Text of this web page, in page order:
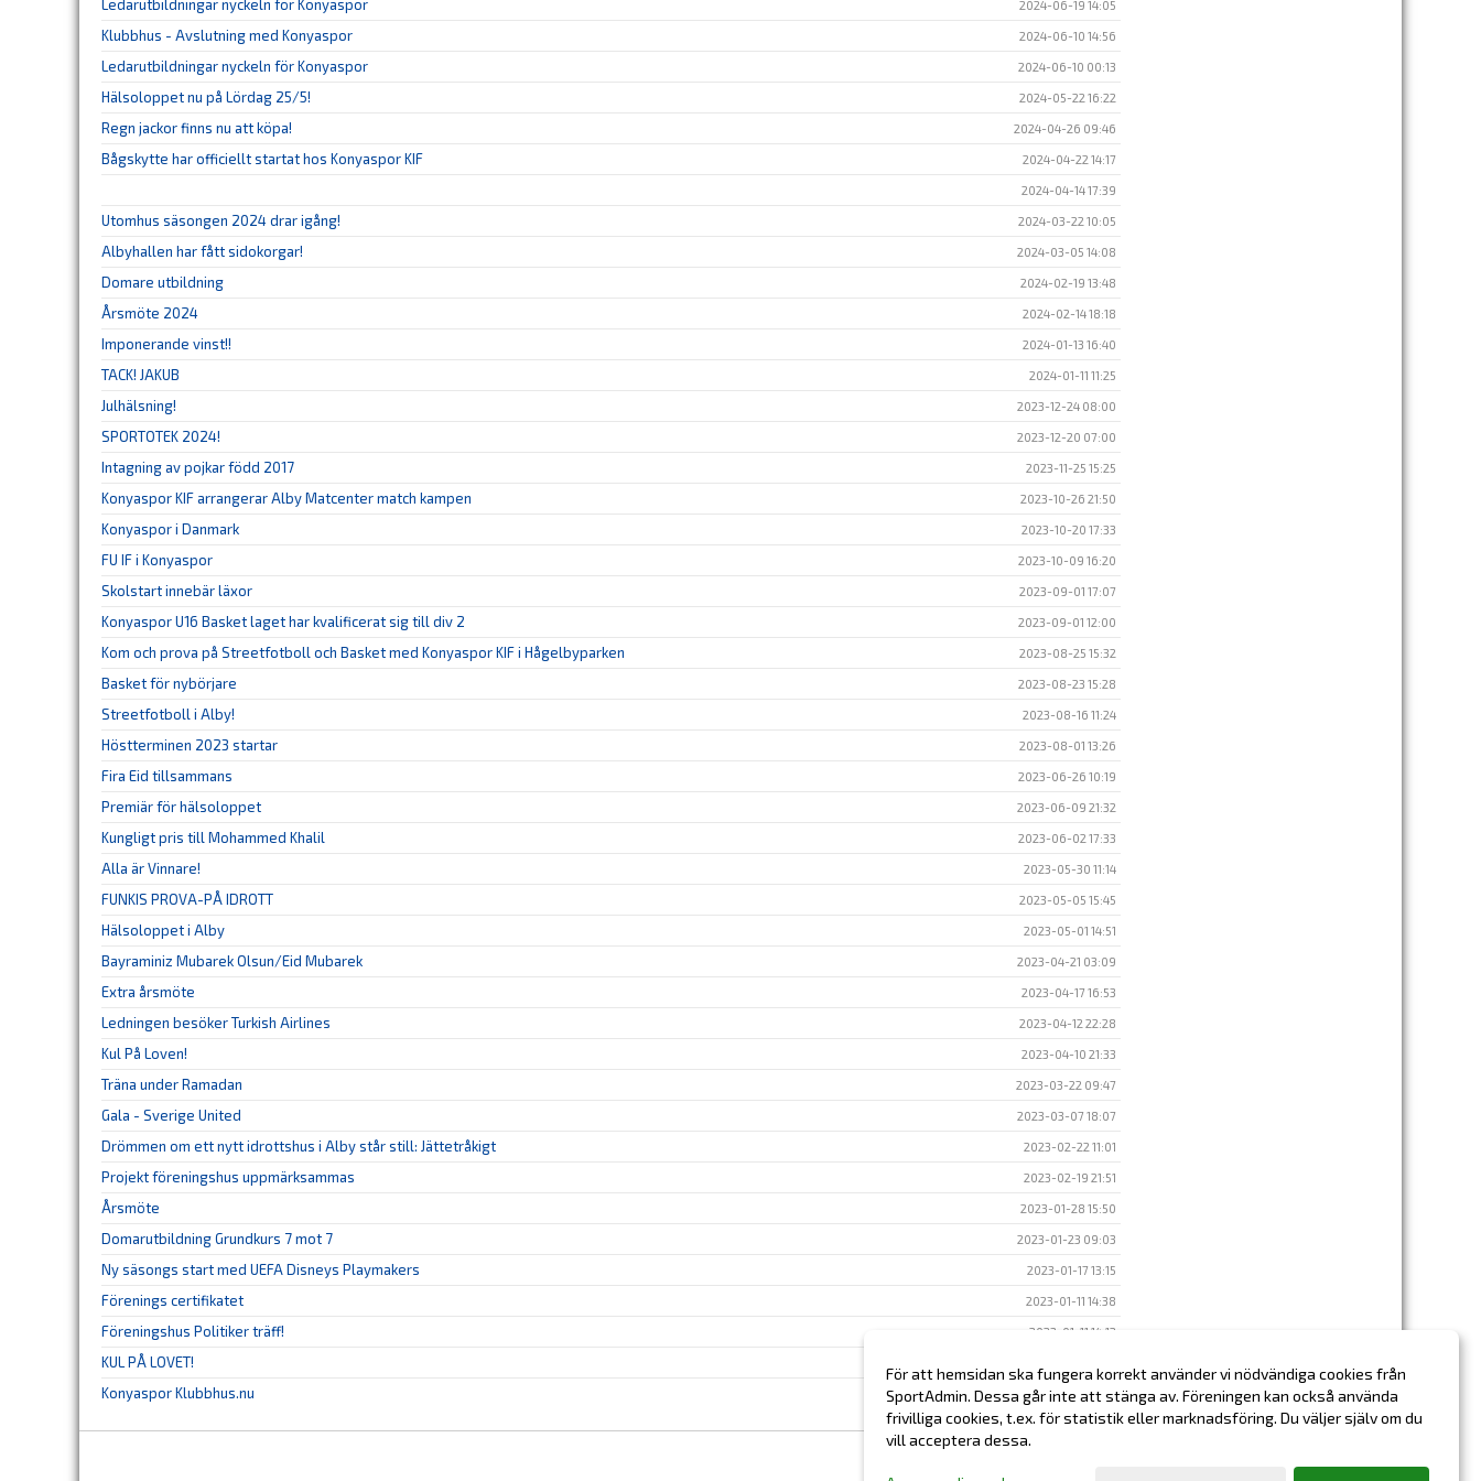
Ledarutbildningar nyckeln för Konyaspor 2024-06-19 14:05
Klubbhus - Avslutning med Konyaspor 2024-06-10 14:56
Ledarutbildningar nyckeln för Konyaspor 2024-06-10 00:13
Hälsoloppet nu på Lördag 25/5! 2024-05-22 16:22
Regn jackor finns nu att köpa! 2024-04-26 09:46
Bågskytte har officiellt startat hos Konyaspor KIF 2024-04-22 14:17
2024-04-14 17:39
Utomhus säsongen 2024 drar igång! 2024-03-22 10:05
Albyhallen har fått sidokorgar! 2024-03-05 14:08
Domare utbildning 2024-02-19 13:48
Årsmöte 2024 2024-02-14 18:18
Imponerande vinst!! 2024-01-13 16:40
TACK! JAKUB 2024-01-11 11:25
Julhälsning! 2023-12-24 08:00
SPORTOTEK 2024! 2023-12-20 07:00
Intagning av pojkar född 2017 2023-11-25 15:25
Konyaspor KIF arrangerar Alby Matcenter match kampen 2023-10-26 21:50
Konyaspor i Danmark 2023-10-20 17:33
FU IF i Konyaspor 2023-10-09 16:20
Skolstart innebär läxor 2023-09-01 17:07
Konyaspor U16 Basket laget har kvalificerat sig till div 2 2023-09-01 12:00
Kom och prova på Streetfotboll och Basket med Konyaspor KIF i Hågelbyparken 2023-08-25 15:32
Basket för nybörjare 2023-08-23 15:28
Streetfotboll i Alby! 2023-08-16 11:24
Höstterminen 2023 startar 2023-08-01 13:26
Fira Eid tillsammans 2023-06-26 10:19
Premiär för hälsoloppet 2023-06-09 21:32
Kungligt pris till Mohammed Khalil 2023-06-02 17:33
Alla är Vinnare! 2023-05-30 11:14
FUNKIS PROVA-PÅ IDROTT 2023-05-05 15:45
Hälsoloppet i Alby 2023-05-01 14:51
Bayraminiz Mubarek Olsun/Eid Mubarek 2023-04-21 03:09
Extra årsmöte 2023-04-17 16:53
Ledningen besöker Turkish Airlines 2023-04-12 22:28
Kul På Loven! 2023-04-10 21:33
Träna under Ramadan 2023-03-22 09:47
Gala - Sverige United 2023-03-07 18:07
Drömmen om ett nytt idrottshus i Alby står still: Jättetråkigt 2023-02-22 11:01
Projekt föreningshus uppmärksammas 2023-02-19 21:51
Årsmöte 2023-01-28 15:50
Domarutbildning Grundkurs 7 mot 7 2023-01-23 09:03
Ny säsongs start med UEFA Disneys Playmakers 2023-01-17 13:15
Förenings certifikatet 2023-01-11 14:38
Föreningshus Politiker träff! 2023-01-11 14:12
KUL PÅ LOVET!
Konyaspor Klubbhus.nu 2022-12-20 17:00
För att hemsidan ska fungera korrekt använder vi nödvändiga cookies från
SportAdmin. Dessa går inte att stänga av. Föreningen kan också använda
frivilliga cookies, t.ex. för statistik eller marknadsföring. Du väljer själv om du
vill acceptera dessa.